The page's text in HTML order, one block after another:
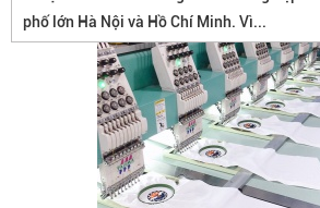
phố lớn Hà Nội và Hồ Chí Minh. Vì...